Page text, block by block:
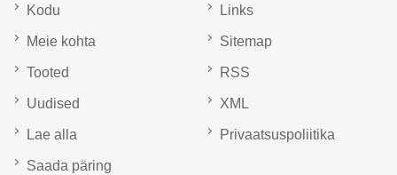
Kodu
Meie kohta
Tooted
Uudised
Lae alla
Saada päring
Links
Sitemap
RSS
XML
Privaatsuspoliitika